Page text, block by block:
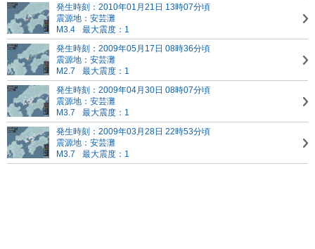
発生時刻：2010年01月21日 13時07分頃
震源地：安芸灘
M3.4
最大震度：1
発生時刻：2009年05月17日 08時36分頃
震源地：安芸灘
M2.7
最大震度：1
発生時刻：2009年04月30日 08時07分頃
震源地：安芸灘
M3.7
最大震度：1
発生時刻：2009年03月28日 22時53分頃
震源地：安芸灘
M3.7
最大震度：1